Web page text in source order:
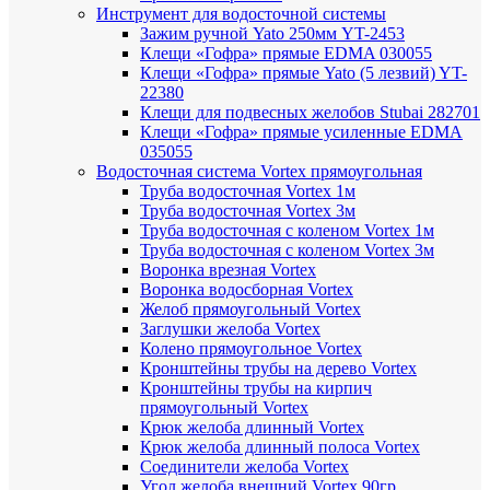
Инструмент для водосточной системы
Зажим ручной Yato 250мм YT-2453
Клещи «Гофра» прямые EDMA 030055
Клещи «Гофра» прямые Yato (5 лезвий) YT-
22380
Клещи для подвесных желобов Stubai 282701
Клещи «Гофра» прямые усиленные EDMA
035055
Водосточная система Vortex прямоугольная
Труба водосточная Vortex 1м
Труба водосточная Vortex 3м
Труба водосточная с коленом Vortex 1м
Труба водосточная с коленом Vortex 3м
Воронка врезная Vortex
Воронка водосборная Vortex
Желоб прямоугольный Vortex
Заглушки желоба Vortex
Колено прямоугольное Vortex
Кронштейны трубы на дерево Vortex
Кронштейны трубы на кирпич
прямоугольный Vortex
Крюк желоба длинный Vortex
Крюк желоба длинный полоса Vortex
Соединители желоба Vortex